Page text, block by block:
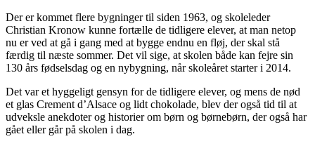
Der er kommet flere bygninger til siden 1963, og skoleleder
Christian Kronow kunne fortælle de tidligere elever, at man netop
nu er ved at gå i gang med at bygge endnu en fløj, der skal stå
færdig til næste sommer. Det vil sige, at skolen både kan fejre sin
130 års fødselsdag og en nybygning, når skoleåret starter i 2014.
Det var et hyggeligt gensyn for de tidligere elever, og mens de nød
et glas Crement d’Alsace og lidt chokolade, blev der også tid til at
udveksle anekdoter og historier om børn og børnebørn, der også har
gået eller går på skolen i dag.